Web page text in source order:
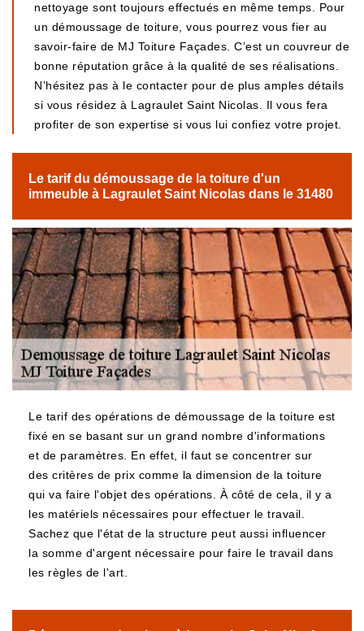
nettoyage sont toujours effectués en même temps. Pour
un démoussage de toiture, vous pourrez vous fier au
savoir-faire de MJ Toiture Façades. C’est un couvreur de
bonne réputation grâce à la qualité de ses réalisations.
N’hésitez pas à le contacter pour de plus amples détails
si vous résidez à Lagraulet Saint Nicolas. Il vous fera
profiter de son expertise si vous lui confiez votre projet.
Le tarif du démoussage de la toiture d'un
immeuble à Lagraulet Saint Nicolas dans le 31480
Le tarif des opérations de démoussage de la toiture est
fixé en se basant sur un grand nombre d'informations
et de paramètres. En effet, il faut se concentrer sur
des critères de prix comme la dimension de la toiture
qui va faire l'objet des opérations. À côté de cela, il y a
les matériels nécessaires pour effectuer le travail.
Sachez que l'état de la structure peut aussi influencer
la somme d'argent nécessaire pour faire le travail dans
les règles de l'art.